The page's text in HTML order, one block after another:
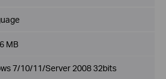
MB
7/10/11/Server 2008 32bits